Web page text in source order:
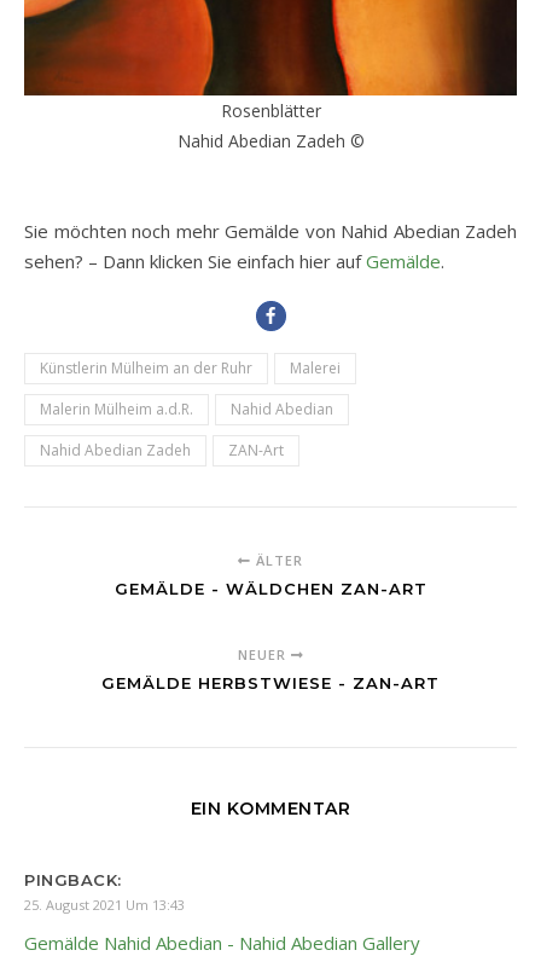
Rosenblätter
Nahid Abedian Zadeh ©
Sie möchten noch mehr Gemälde von Nahid Abedian Zadeh
sehen? – Dann klicken Sie einfach hier aufGemälde.
Künstlerin Mülheim an der Ruhr
Malerei
Malerin Mülheim a.d.R.
Nahid Abedian
Nahid Abedian Zadeh
ZAN-Art
ÄLTER
GEMÄLDE - WÄLDCHEN ZAN-ART
NEUER
GEMÄLDE HERBSTWIESE - ZAN-ART
EIN KOMMENTAR
PINGBACK:
25. August 2021 Um 13:43
Gemälde Nahid Abedian - Nahid Abedian Gallery